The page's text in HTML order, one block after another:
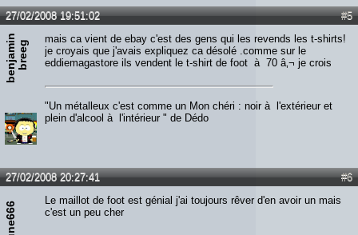
#5
27/02/2008 19:51:02
b
e
n
j
a
mi
n
b
r
e
eg
mais ca vient de ebay c'est des gens qui les revends les t-shirts!
je croyais que j'avais expliquez ca désolé .comme sur le
eddiemagastore ils vendent le t-shirt de foot à 70 â‚¬ je crois
"Un métalleux c'est comme un Mon chéri : noir à l'extérieur et
plein d'alcool à l'intérieur " de Dédo
#6
27/02/2008 20:27:41
june666
Le maillot de foot est génial j'ai toujours rêver d'en avoir un mais
c'est un peu cher